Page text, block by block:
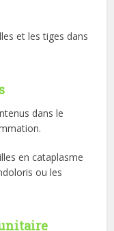
et les tiges dans
dans le
en cataplasme
ou les